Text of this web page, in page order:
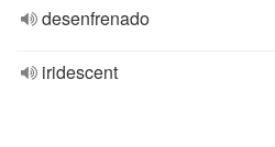
desenfrenado
iridescent